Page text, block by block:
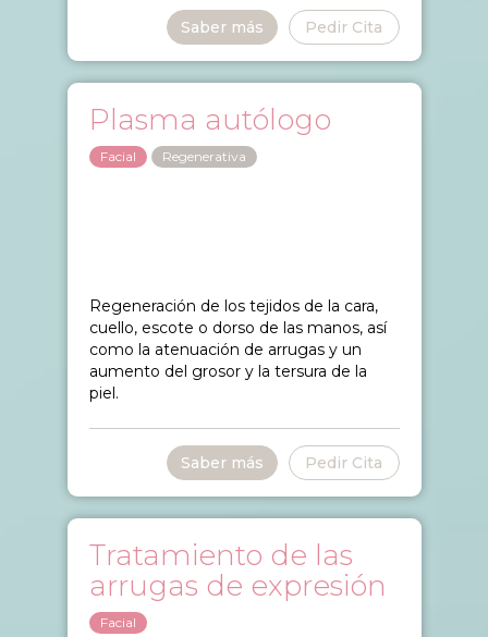
Pedir Cita
Saber más
Plasma autólogo
Facial Regenerativa
Regeneración de los tejidos de la cara,
cuello, escote o dorso de las manos, así
como la atenuación de arrugas y un
aumento del grosor y la tersura de la
piel.
Pedir Cita
Saber más
Tratamiento de las
arrugas de expresión
Facial